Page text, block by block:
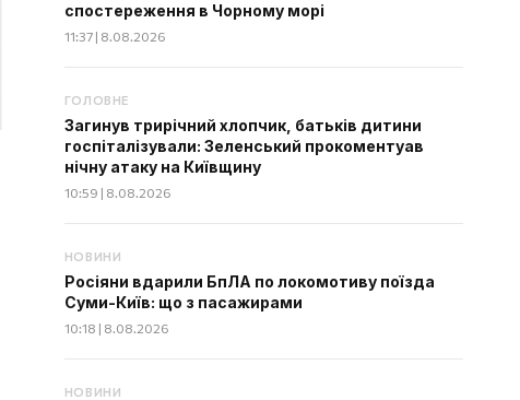
спостереження в Чорному морі
11:37 | 8.08.2026
ГОЛОВНЕ
Загинув трирічний хлопчик, батьків дитини
госпіталізували: Зеленський прокоментуав
нічну атаку на Київщину
10:59 | 8.08.2026
НОВИНИ
Росіяни вдарили БпЛА по локомотиву поїзда
Суми-Київ: що з пасажирами
10:18 | 8.08.2026
НОВИНИ